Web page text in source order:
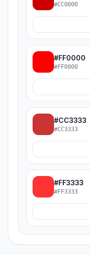
#CC0000
#FF0000
#FF0000
#CC3333
#CC3333
#FF3333
#FF3333